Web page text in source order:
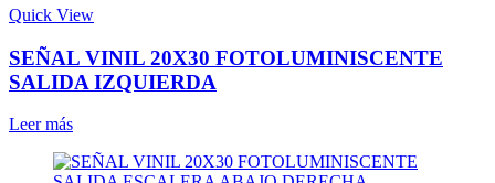
Quick View
SEÑAL VINIL 20X30 FOTOLUMINISCENTE
SALIDA IZQUIERDA
Leer más